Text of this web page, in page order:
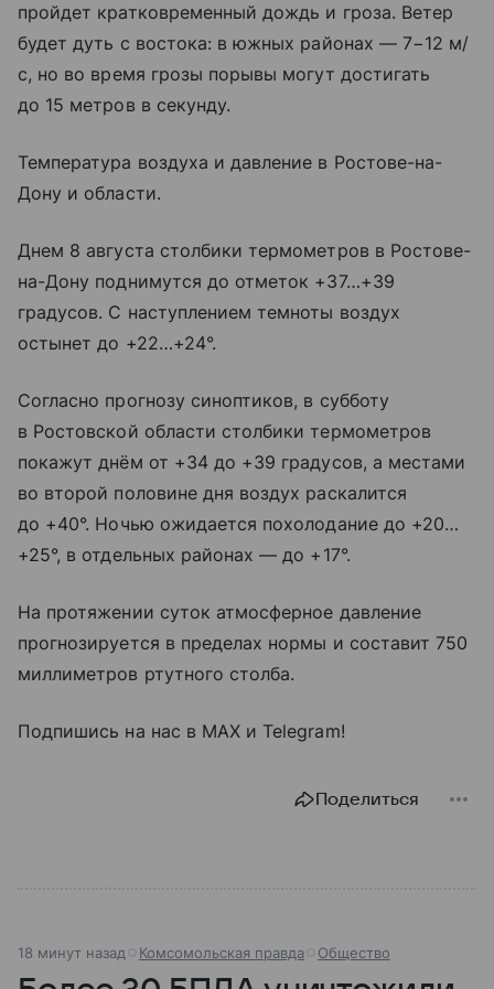
пройдет кратковременный дождь и гроза. Ветер
будет дуть с востока: в южных районах — 7−12 м/
с, но во время грозы порывы могут достигать
до 15 метров в секунду.
Температура воздуха и давление в Ростове-на-
Дону и области.
Днем 8 августа столбики термометров в Ростове-
на-Дону поднимутся до отметок +37…+39
градусов. С наступлением темноты воздух
остынет до +22…+24°.
Согласно прогнозу синоптиков, в субботу
в Ростовской области столбики термометров
покажут днём от +34 до +39 градусов, а местами
во второй половине дня воздух раскалится
до +40°. Ночью ожидается похолодание до +20…
+25°, в отдельных районах — до +17°.
На протяжении суток атмосферное давление
прогнозируется в пределах нормы и составит 750
миллиметров ртутного столба.
Подпишись на нас в МАХ и Telegram!
Поделиться
18 минут назад Комсомольская правда Общество